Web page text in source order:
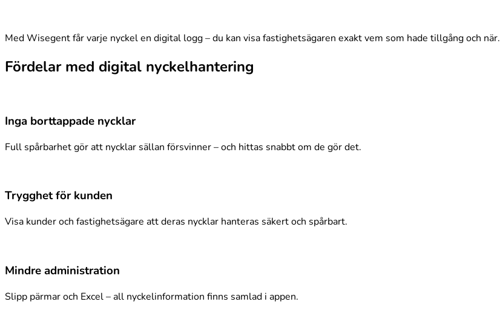
Med Wisegent får varje nyckel en digital logg – du kan visa fastighetsägaren exakt vem som hade tillgång och när.
Fördelar med digital nyckelhantering
Inga borttappade nycklar
Full spårbarhet gör att nycklar sällan försvinner – och hittas snabbt om de gör det.
Trygghet för kunden
Visa kunder och fastighetsägare att deras nycklar hanteras säkert och spårbart.
Mindre administration
Slipp pärmar och Excel – all nyckelinformation finns samlad i appen.